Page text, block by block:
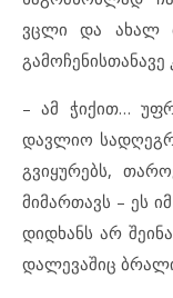
ვცლი და ახალ
გამოჩენისთანავე
– ამ ჭიქით…
დავლიო
გვიყურებს,
მიმართავს – ეს
დიდხანს არ
დალევაშიც